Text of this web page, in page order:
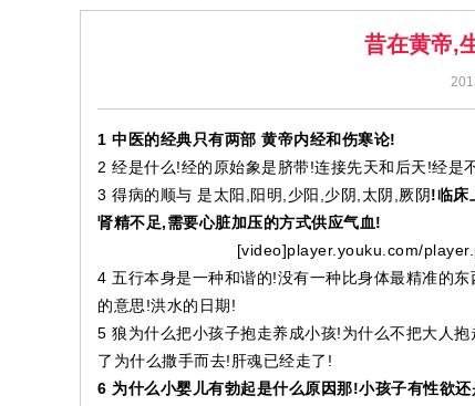
昔在黄帝,
1 中医的经典只有两部 黄帝内经和伤寒论!
2 经是什么!经的原始象是脐带!连接先天和后天!经是
3 得病的顺与 是太阳,阳明,少阳,少阴,太阴,厥阴!临床
肾精不足,需要心脏加压的方式供应气血!
[video]player.youku.com/
4 五行本身是一种和谐的!没有一种比身体最精准的东
的意思!洪水的日期!
5 狼为什么把小孩子抱走养成小孩!为什么不把大人
了为什么撒手而去!肝魂已经走了!
6 为什么小婴儿有勃起是什么原因那!小孩子有性欲